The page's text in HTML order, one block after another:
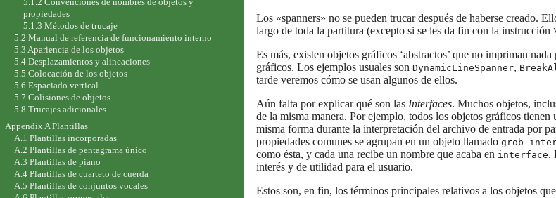
Los «spanners» no se pueden trucar después de haberse creado.
largo de toda la partitura (excepto si se les da fin con la instrucción
Es más, existen objetos gráficos ‘abstractos’ que no impriman
gráficos. Los ejemplos usuales son DynamicLineSpanner,
tarde veremos cómo se usan algunos de ellos.
Aún falta por explicar qué son las Interfaces. Muchos objetos,
de la misma manera. Por ejemplo, todos los objetos gráficos
misma forma durante la interpretación del archivo de entrada por
propiedades comunes se agrupan en un objeto llamado grob-
como ésta, y cada una recibe un nombre que acaba en interface.
interés y de utilidad para el usuario.
Estos son, en fin, los términos principales relativos a los objetos
propiedades
5.1.3 Métodos de trucaje
5.2 Manual de referencia de funcionamiento interno
5.3 Apariencia de los objetos
5.4 Desplazamientos y alineaciones
5.5 Colocación de los objetos
5.6 Espaciado vertical
5.7 Colisiones de objetos
5.8 Trucajes adicionales
Appendix A Plantillas
A.1 Plantillas incorporadas
A.2 Plantillas de pentagrama único
A.3 Plantillas de piano
A.4 Plantillas de cuarteto de cuerda
A.5 Plantillas de conjuntos vocales